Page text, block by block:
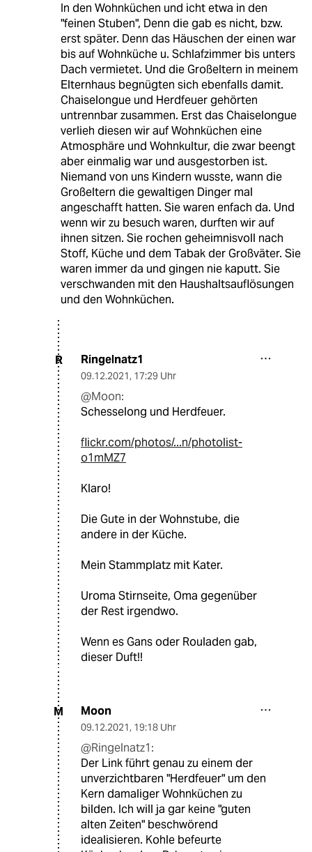
In den Wohnküchen und icht etwa in den
"feinen Stuben", Denn die gab es nicht, bzw.
erst später. Denn das Häuschen der einen war
bis auf Wohnküche u. Schlafzimmer bis unters
Dach vermietet. Und die Großeltern in meinem
Elternhaus begnügten sich ebenfalls damit.
Chaiselongue und Herdfeuer gehörten
untrennbar zusammen. Erst das Chaiselongue
verlieh diesen wir auf Wohnküchen eine
Atmosphäre und Wohnkultur, die zwar beengt
aber einmalig war und ausgestorben ist.
Niemand von uns Kindern wusste, wann die
Großeltern die gewaltigen Dinger mal
angeschafft hatten. Sie waren enfach da. Und
wenn wir zu besuch waren, durften wir auf
ihnen sitzen. Sie rochen geheimnisvoll nach
Stoff, Küche und dem Tabak der Großväter. Sie
waren immer da und gingen nie kaputt. Sie
verschwanden mit den Haushaltsauflösungen
und den Wohnküchen.
R Ringelnatz1
09.12.2021, 17:29 Uhr
@Moon:
Schesselong und Herdfeuer.
flickr.com/photos/...n/photolist-
o1mMZ7
Klaro!
Die Gute in der Wohnstube, die
andere in der Küche.
Mein Stammplatz mit Kater.
Uroma Stirnseite, Oma gegenüber
der Rest irgendwo.
Wenn es Gans oder Rouladen gab,
dieser Duft!!
M Moon
09.12.2021, 19:18 Uhr
@Ringelnatz1:
Der Link führt genau zu einem der
unverzichtbaren "Herdfeuer" um den
Kern damaliger Wohnküchen zu
bilden. Ich will ja gar keine "guten
alten Zeiten" beschwörend
idealisieren. Kohle befeurte